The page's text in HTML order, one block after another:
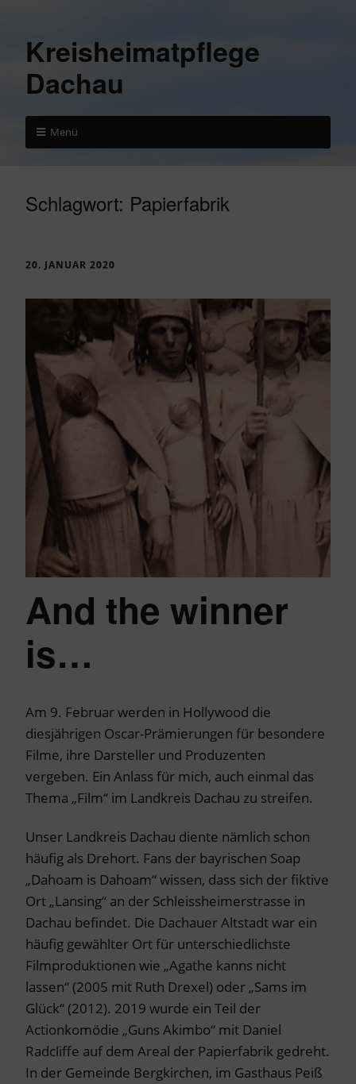
Kreisheimatpflege
Dachau
Menü
Schlagwort: Papierfabrik
20. JANUAR 2020
And the winner
is…
Am 9. Februar werden in Hollywood die
diesjährigen Oscar-Prämierungen für besondere
Filme, ihre Darsteller und Produzenten
vergeben. Ein Anlass für mich, auch einmal das
Thema „Film“ im Landkreis Dachau zu streifen.
Unser Landkreis Dachau diente nämlich schon
häufig als Drehort. Fans der bayrischen Soap
„Dahoam is Dahoam“ wissen, dass sich der fiktive
Ort „Lansing“ an der Schleissheimerstrasse in
Dachau befindet. Die Dachauer Altstadt war ein
häufig gewählter Ort für unterschiedlichste
Filmproduktionen wie „Agathe kanns nicht
lassen“ (2005 mit Ruth Drexel) oder „Sams im
Glück“ (2012). 2019 wurde ein Teil der
Actionkomödie „Guns Akimbo“ mit Daniel
Radcliffe auf dem Areal der Papierfabrik gedreht.
In der Gemeinde Bergkirchen, im Gasthaus Peiß